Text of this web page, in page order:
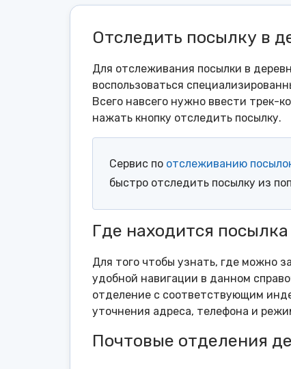
Отследить посылку в
Для отслеживания посылки в
воспользоваться
Всего навсего нужно ввести трек-
нажать кнопку отследить посылку.
Сервис по отслеживанию
быстро отследить посылку из
Где находится
Для того чтобы узнать, где можно
удобной навигации в данном
отделение с соответствующим
уточнения адреса, телефона и
Почтовые отделения